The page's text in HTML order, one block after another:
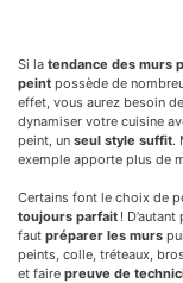
Si la tendance des murs
peint possède de
effet, vous aurez besoin
dynamiser votre cuisine
peint, un seul style suffit.
exemple apporte plus de
Certains font le choix de
toujours parfait !
faut préparer les murs
peints, colle, tréteaux,
et faire preuve de